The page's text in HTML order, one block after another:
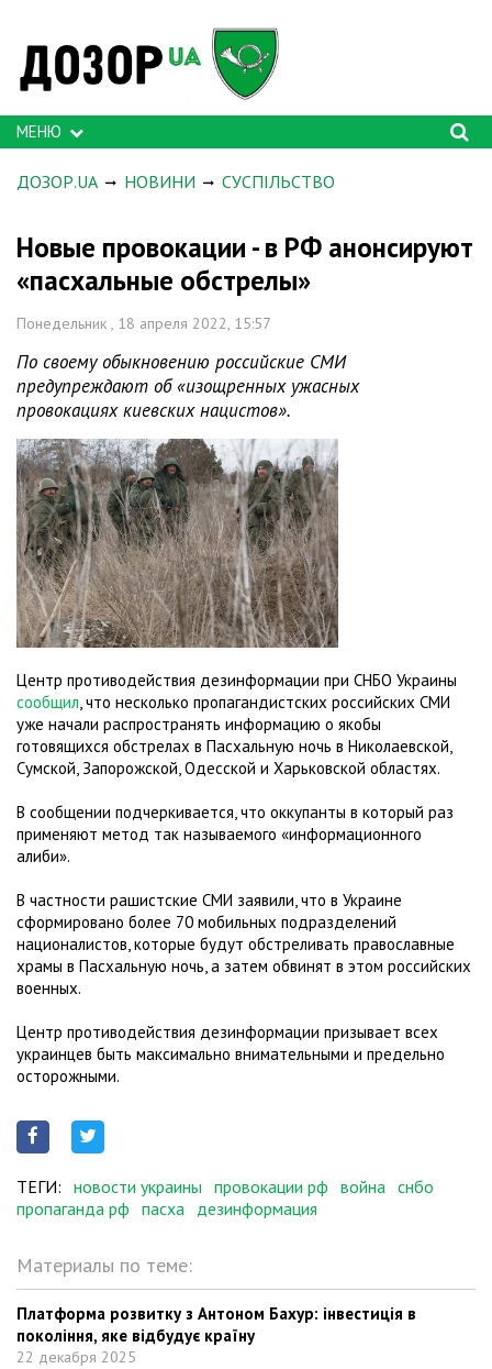
МЕНЮ
ДОЗОР.UA НОВИНИ СУСПІЛЬСТВО
Новые провокации - в РФ анонсируют
«пасхальные обстрелы»
Понедельник , 18 апреля 2022, 15:57
По своему обыкновению российские СМИ
предупреждают об «изощренных ужасных
провокациях киевских нацистов».
Центр противодействия дезинформации при СНБО Украины
сообщил, что несколько пропагандистских российских СМИ
уже начали распространять информацию о якобы
готовящихся обстрелах в Пасхальную ночь в Николаевской,
Сумской, Запорожской, Одесской и Харьковской областях.
В сообщении подчеркивается, что оккупанты в который раз
применяют метод так называемого «информационного
алиби».
В частности рашистские СМИ заявили, что в Украине
сформировано более 70 мобильных подразделений
националистов, которые будут обстреливать православные
храмы в Пасхальную ночь, а затем обвинят в этом российских
военных.
Центр противодействия дезинформации призывает всех
украинцев быть максимально внимательными и предельно
осторожными.
ТЕГИ: новости украины провокации рф война снбо
пропаганда рф пасха дезинформация
Материалы по теме:
Платформа розвитку з Антоном Бахур: інвестиція в
покоління, яке відбудує країну
22 декабря 2025